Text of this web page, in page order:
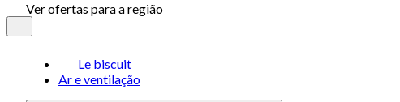
Ver ofertas para a região
Le biscuit
Ar e ventilação